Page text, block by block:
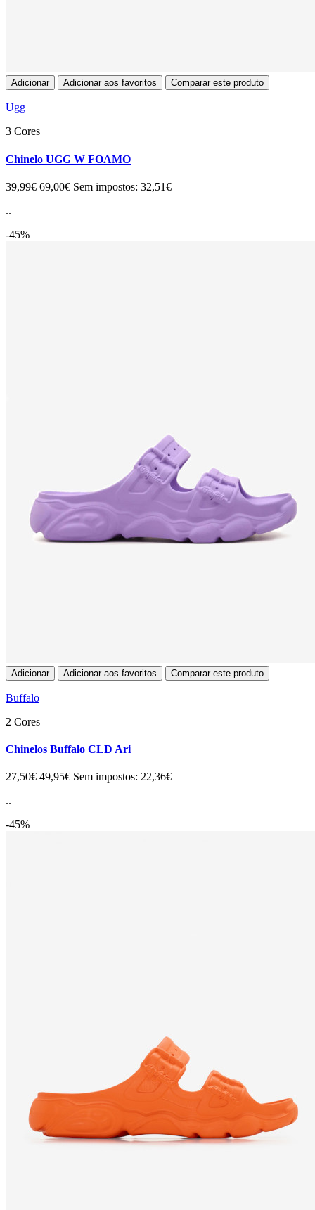
Adicionar Adicionar aos favoritos Comparar este produto
Ugg
3 Cores
Chinelo UGG W FOAMO
39,99€ 69,00€ Sem impostos: 32,51€
..
-45%
Adicionar Adicionar aos favoritos Comparar este produto
Buffalo
2 Cores
Chinelos Buffalo CLD Ari
27,50€ 49,95€ Sem impostos: 22,36€
..
-45%